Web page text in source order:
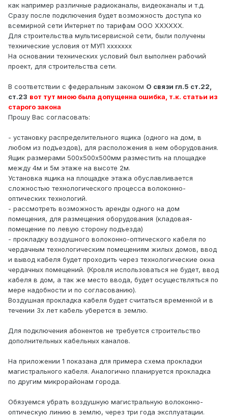
как например различные радиоканалы, видеоканалы и т.д.
Сразу после подключения будет возможность доступа ко
всемирной сети Интернет по тарифам ООО ХХХХХХ.
Для строительства мультисервисной сети, были получены
технические условия от МУП ххххххх
На основании технических условий был выполнен рабочий
проект, для строительства сети.
В соответствии с федеральным законом О связи гл.5 ст.22,
ст.23 вот тут мною была допущенна ошибка, т.к. статьи из
старого закона
Прошу Вас согласовать:
- установку распределительного ящика (одного на дом, в
любом из подъездов), для расположения в нем оборудования.
Ящик размерами 500х500х500мм разместить на площадке
между 4м и 5м этаже на высоте 2м.
Установка ящика на площадке этажа обуславливается
сложностью технологического процесса волоконно-
оптических технологий.
- рассмотреть возможность аренды одного на дом
помещения, для размещения оборудования (кладовая-
помещение по левую сторону подъезда)
- прокладку воздушного волоконно-оптического кабеля по
чердачным технологическим помещениям жилых домов, ввод
и вывод кабеля будет проходить через технологические окна
чердачных помещений. (Кровля использоваться не будет, ввод
кабеля в дом, а так же место ввода, будет осуществляться по
мере надобности и по согласованию).
Воздушная прокладка кабеля будет считаться временной и в
течении 3х лет кабель уберется в землю.
Для подключения абонентов не требуется строительство
дополнительных кабельных каналов.
На приложении 1 показана для примера схема прокладки
магистрального кабеля. Аналогично планируется прокладка
по другим микрорайонам города.
Обязуемся убрать воздушную магистральную волоконно-
оптическую линию в землю, через три года эксплуатации.